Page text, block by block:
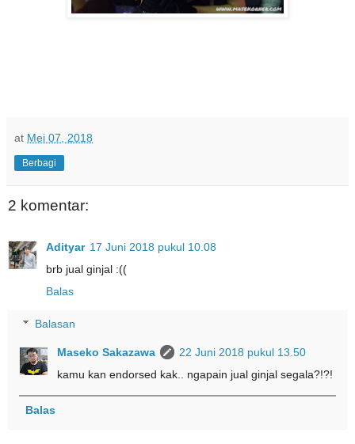
at Mei 07, 2018
Berbagi
2 komentar:
Adityar 17 Juni 2018 pukul 10.08
brb jual ginjal :((
Balas
Balasan
Maseko Sakazawa
22 Juni 2018 pukul 13.50
kamu kan endorsed kak.. ngapain jual ginjal segala?!?!
Balas